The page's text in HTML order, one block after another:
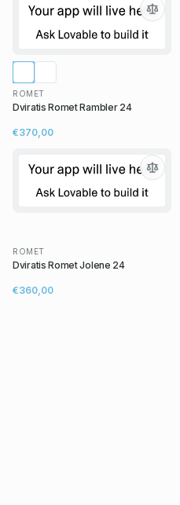
ROMET
Dviratis Romet Rambler 24
€370,00
ROMET
Dviratis Romet Jolene 24
€360,00